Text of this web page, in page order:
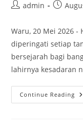
Postadmin
Post
Waru, 20 Mei 2026 -
diperingati setiap
bersejarah bagi
lahirnya kesadaran
Continue Reading